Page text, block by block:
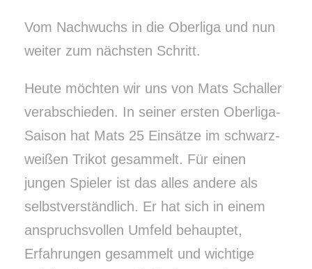
Vom Nachwuchs in die Oberliga und nun
weiter zum nächsten Schritt.
Heute möchten wir uns von Mats Schaller
verabschieden. In seiner ersten Oberliga-
Saison hat Mats 25 Einsätze im schwarz-
weißen Trikot gesammelt. Für einen
jungen Spieler ist das alles andere als
selbstverständlich. Er hat sich in einem
anspruchsvollen Umfeld behauptet,
Erfahrungen gesammelt und wichtige